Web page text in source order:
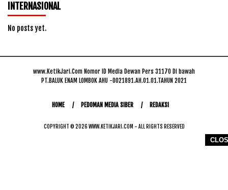
INTERNASIONAL
No posts yet.
www.KetikJari.Com Nomor ID Media Dewan Pers 31170 Di bawah
PT.BALUK ENAM LOMBOK AHU -0021891.AH.01.01.TAHUN 2021
HOME PEDOMAN MEDIA SIBER REDAKSI
COPYRIGHT © 2026 WWW.KETIKJARI.COM - ALL RIGHTS RESERVED